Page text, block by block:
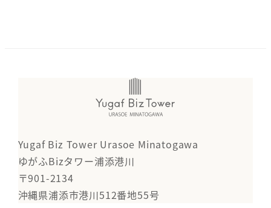
Yugaf Biz Tower Urasoe Minatogawa
ゆがふBizタワー浦添港川
〒901-2134
沖縄県浦添市港川512番地55号